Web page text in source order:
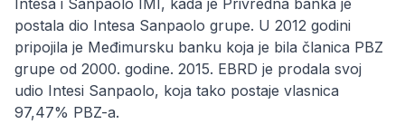
Intesa i Sanpaolo IMI, kada je Privredna banka je
postala dio Intesa Sanpaolo grupe. U 2012 godini
pripojila je Međimursku banku koja je bila članica PBZ
grupe od 2000. godine. 2015. EBRD je prodala svoj
udio Intesi Sanpaolo, koja tako postaje vlasnica
97,47% PBZ-a.